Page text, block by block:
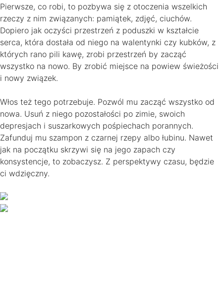
Pierwsze, co robi, to pozbywa się z otoczenia wszelkich
rzeczy z nim związanych: pamiątek, zdjęć, ciuchów.
Dopiero jak oczyści przestrzeń z poduszki w kształcie
serca, która dostała od niego na walentynki czy kubków, z
których rano pili kawę, zrobi przestrzeń by zacząć
wszystko na nowo. By zrobić miejsce na powiew świeżości
i nowy związek.
Włos też tego potrzebuje. Pozwól mu zacząć wszystko od
nowa. Usuń z niego pozostałości po zimie, swoich
depresjach i suszarkowych pośpiechach porannych.
Zafunduj mu szampon z czarnej rzepy albo łubinu. Nawet
jak na początku skrzywi się na jego zapach czy
konsystencje, to zobaczysz. Z perspektywy czasu, będzie
ci wdzięczny.